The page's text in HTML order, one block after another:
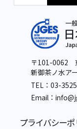
〒101-0062
新御茶ノ水ア
TEL：03-
Email：info
プライバシー